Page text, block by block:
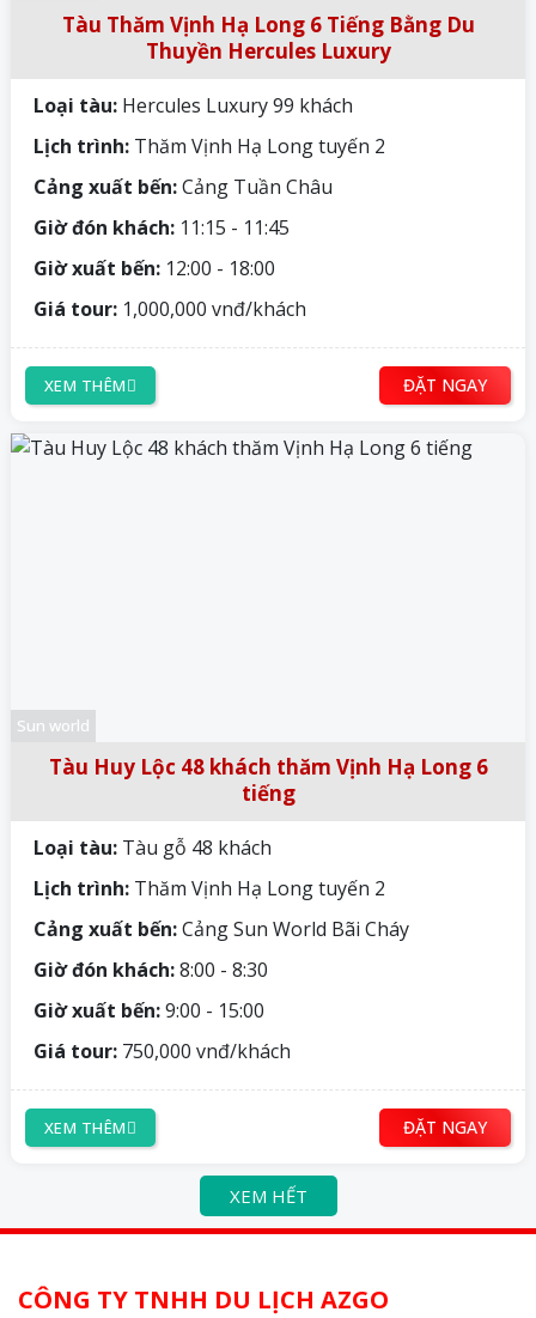
Tàu Thăm Vịnh Hạ Long 6 Tiếng Bằng Du
Thuyền Hercules Luxury
Loại tàu: Hercules Luxury 99 khách
Lịch trình: Thăm Vịnh Hạ Long tuyến 2
Cảng xuất bến:Cảng Tuần Châu
Giờ đón khách: 11:15 - 11:45
Giờ xuất bến: 12:00 - 18:00
Giá tour: 1,000,000 vnđ/khách
XEM THÊM ĐẶT NGAY
Sun world
Tàu Huy Lộc 48 khách thăm Vịnh Hạ Long 6
tiếng
Loại tàu: Tàu gỗ 48 khách
Lịch trình: Thăm Vịnh Hạ Long tuyến 2
Cảng xuất bến:Cảng Sun World Bãi Cháy
Giờ đón khách:8:00 - 8:30
Giờ xuất bến:9:00 - 15:00
Giá tour: 750,000 vnđ/khách
XEM THÊM ĐẶT NGAY
XEM HẾT
CÔNG TY TNHH DU LỊCH AZGO